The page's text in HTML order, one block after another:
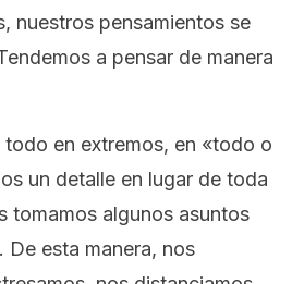
nuestros pensamientos se
a pensar de manera
en extremos, en «todo o
un detalle en lugar de toda
tomamos algunos asuntos
De esta manera, nos